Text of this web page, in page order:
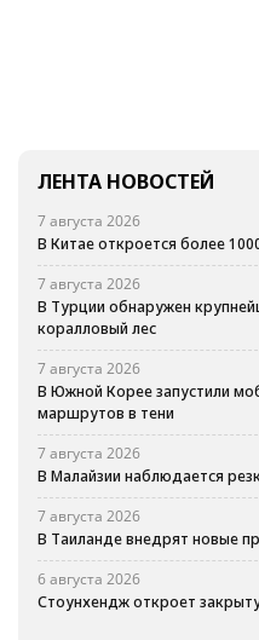
ЛЕНТА НОВОСТЕЙ
7 августа 2026
В Китае откроется более
7 августа 2026
В Турции обнаружен
коралловый лес
7 августа 2026
В Южной Корее запустили
маршрутов в тени
7 августа 2026
В Малайзии наблюдается
7 августа 2026
В Таиланде внедрят новые
6 августа 2026
Стоунхендж откроет